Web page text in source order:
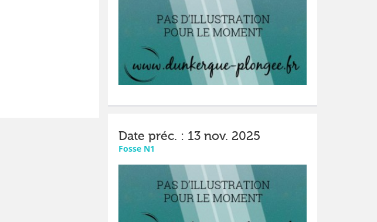
Date préc. : 13 nov. 2025
Fosse N1